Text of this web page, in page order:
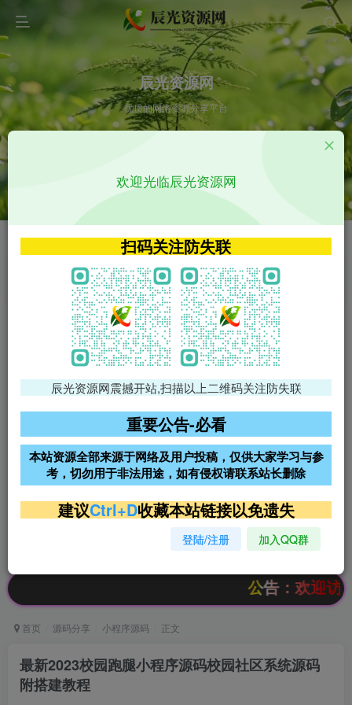
辰光资源网
优质的网络资源分享平台
VIP特权介绍 APP源码
VIP特权介绍
火
VIP特权介绍
影视源码
影视源码
免费领支付宝红包
腾讯轻量4核4G3M服务器38元/
阿里云2核2G200M服务器68元/
年
雨云高防免备案服务器
超低价文字广告位招租 超低价文字广告位招租
超低价文字广告位招租
公告：欢迎访问辰光
首页 源码分享 小程序源码 正文
最新2023校园跑腿小程序源码校园社区系统源码
附搭建教程
欢迎光临辰光资源网
扫码关注防失联
辰光资源网震撼开站,扫描以上二维码关注防失联
重要公告-必看
本站资源全部来源于网络及用户投稿，仅供大家学习与参
考，切勿用于非法用途，如有侵权请联系站长删除
建议Ctrl+D收藏本站链接以免遗失
登陆/注册 加入QQ群